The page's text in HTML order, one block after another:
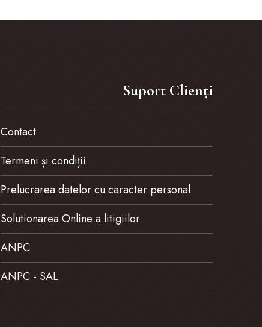
Suport Clienți
Contact
Termeni și condiții
Prelucrarea datelor cu caracter personal
Solutionarea Online a litigiilor
ANPC
ANPC - SAL